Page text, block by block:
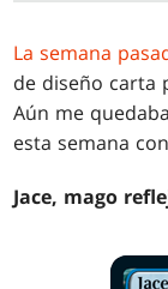
La semana
de diseño
Aún me
esta semana
Jace, mago